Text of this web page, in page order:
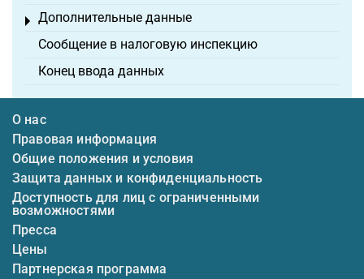
Дополнительные данные
Toggle menu
Сообщение в налоговую инспекцию
Конец ввода данных
О нас
Правовая информация
Общие положения и условия
Защита данных и конфиденциальность
Доступность для лиц с ограниченными
возможностями
Пресса
Цены
Партнерская программа